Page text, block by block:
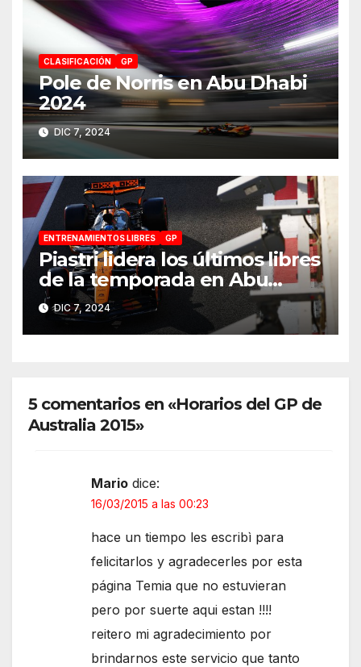
CLASIFICACIÓN GP
Pole de Norris en Abu Dhabi
2024
DIC 7, 2024
ENTRENAMIENTOS LIBRES GP
Piastri lidera los últimos libres
de la temporada en Abu
Dhabi 2024
DIC 7, 2024
5 comentarios en «Horarios del GP de
Australia 2015»
Mario dice:
16/03/2015 a las 00:23
hace un tiempo les escribì para
felicitarlos y agradecerles por esta
página Temia que no estuvieran
pero por suerte aqui estan !!!!
reitero mi agradecimiento por
brindarnos este servicio que tanto